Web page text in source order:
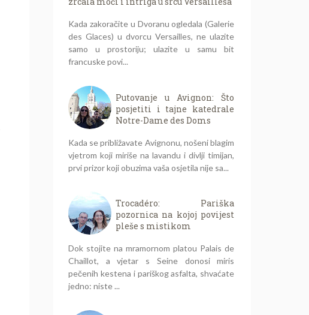
Kada zakoračite u Dvoranu ogledala (Galerie
des Glaces) u dvorcu Versailles, ne ulazite
samo u prostoriju; ulazite u samu bit
francuske povi...
Putovanje u Avignon: Što
posjetiti i tajne katedrale
Notre-Dame des Doms
Kada se približavate Avignonu, nošeni blagim
vjetrom koji miriše na lavandu i divlji timijan,
prvi prizor koji obuzima vaša osjetila nije sa...
Trocadéro: Pariška
pozornica na kojoj povijest
pleše s mistikom
Dok stojite na mramornom platou Palais de
Chaillot, a vjetar s Seine donosi miris
pečenih kestena i pariškog asfalta, shvaćate
jedno: niste ...